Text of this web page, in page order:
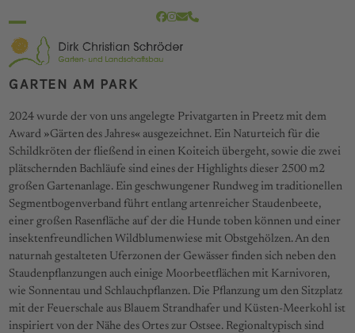
to
content
Facebook
Instagram
E-Telefon
Open
mobile
menu
Close
mobile
menu
GARTEN AM PARK
2024 wurde der von uns angelegte Privatgarten in Preetz mit dem
Award »Gärten des Jahres« ausgezeichnet. Ein Naturteich für die
Schildkröten der fließend in einen Koiteich übergeht, sowie die zwei
plätschernden Bachläufe sind eines der Highlights dieser 2500 m2
großen Gartenanlage. Ein geschwungener Rundweg im traditionellen
Segmentbogenverband führt entlang artenreicher Staudenbeete,
einer großen Rasenfläche auf der die Hunde toben können und einer
insektenfreundlichen Wildblumenwiese mit Obstgehölzen. An den
naturnah gestalteten Uferzonen der Gewässer finden sich neben den
Staudenpflanzungen auch einige Moorbeetflächen mit Karnivoren,
wie Sonnentau und Schlauchpflanzen. Die Pflanzung um den Sitzplatz
mit der Feuerschale aus Blauem Strandhafer und Küsten-Meerkohl ist
inspiriert von der Nähe des Ortes zur Ostsee. Regionaltypisch sind